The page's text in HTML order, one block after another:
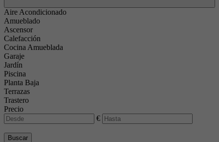
Aire Acondicionado
Amueblado
Ascensor
Calefacción
Cocina Amueblada
Garaje
Jardín
Piscina
Planta Baja
Terrazas
Trastero
Precio
€
Buscar